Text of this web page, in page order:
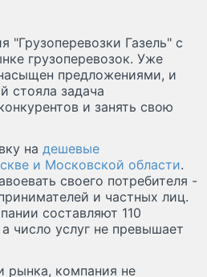
"Грузоперевозки Газель" с
грузоперевозок. Уже
предложениями, и
стояла задача
и занять свою
на дешевые
и Московской области.
своего потребителя -
и частных лиц.
составляют 110
число услуг не превышает
рынка, компания не